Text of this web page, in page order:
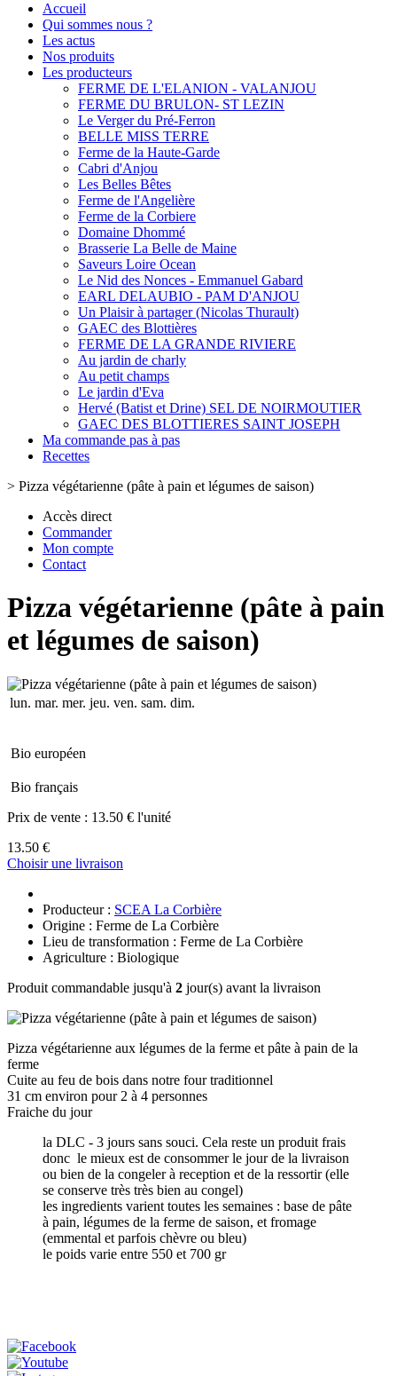
Accueil
Qui sommes nous ?
Les actus
Nos produits
Les producteurs
FERME DE L'ELANION - VALANJOU
FERME DU BRULON- ST LEZIN
Le Verger du Pré-Ferron
BELLE MISS TERRE
Ferme de la Haute-Garde
Cabri d'Anjou
Les Belles Bêtes
Ferme de l'Angelière
Ferme de la Corbiere
Domaine Dhommé
Brasserie La Belle de Maine
Saveurs Loire Ocean
Le Nid des Nonces - Emmanuel Gabard
EARL DELAUBIO - PAM D'ANJOU
Un Plaisir à partager (Nicolas Thurault)
GAEC des Blottières
FERME DE LA GRANDE RIVIERE
Au jardin de charly
Au petit champs
Le jardin d'Eva
Hervé (Batist et Drine) SEL DE NOIRMOUTIER
GAEC DES BLOTTIERES SAINT JOSEPH
Ma commande pas à pas
Recettes
> Pizza végétarienne (pâte à pain et légumes de saison)
Accès direct
Commander
Mon compte
Contact
Pizza végétarienne (pâte à pain
et légumes de saison)
lun. mar. mer. jeu. ven. sam. dim.
Bio européen
Bio français
Prix de vente : 13.50 € l'unité
13.50 €
Choisir une livraison
Producteur : SCEA La Corbière
Origine : Ferme de La Corbière
Lieu de transformation : Ferme de La Corbière
Agriculture : Biologique
Produit commandable jusqu'à 2 jour(s) avant la livraison
Pizza végétarienne aux légumes de la ferme et pâte à pain de la
ferme
Cuite au feu de bois dans notre four traditionnel
31 cm environ pour 2 à 4 personnes
Fraiche du jour
la DLC - 3 jours sans souci. Cela reste un produit frais
donc le mieux est de consommer le jour de la livraison
ou bien de la congeler à reception et de la ressortir (elle
se conserve très très bien au congel)
les ingredients varient toutes les semaines : base de pâte
à pain, légumes de la ferme de saison, et fromage
(emmental et parfois chèvre ou bleu)
le poids varie entre 550 et 700 gr